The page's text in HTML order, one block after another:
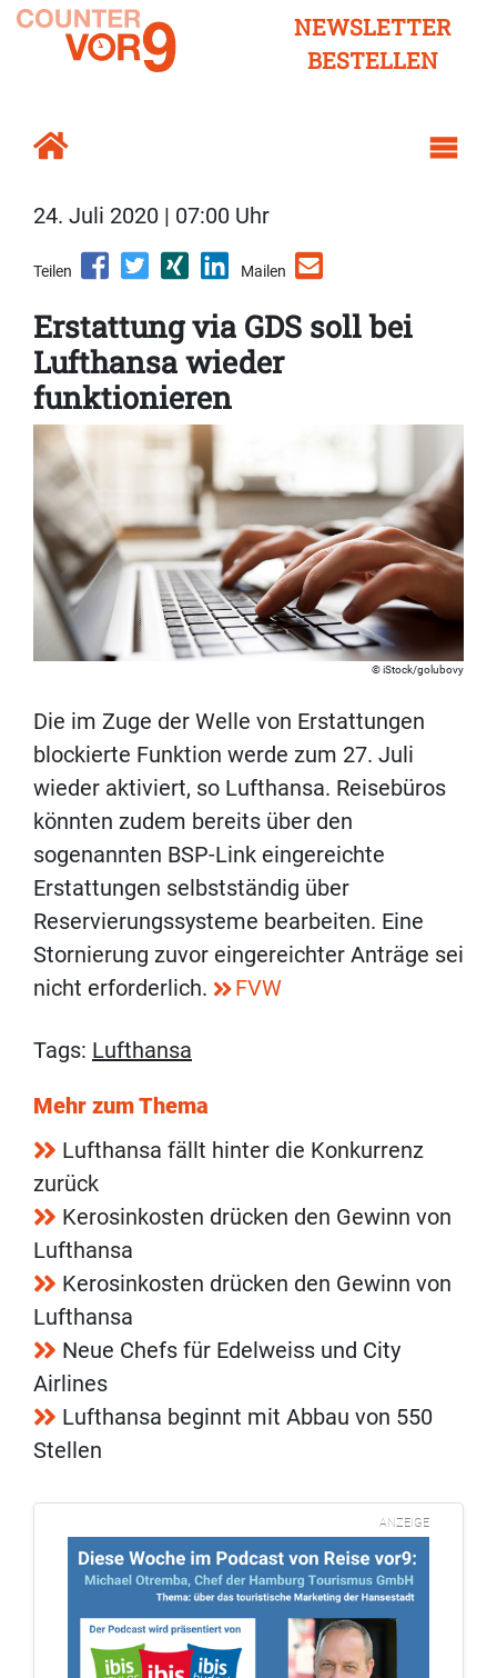
NEWSLETTER
BESTELLEN
24. Juli 2020 | 07:00 Uhr
Teilen Mailen
Erstattung via GDS soll bei
Lufthansa wieder
funktionieren
iStock/golubovy
Die im Zuge der Welle von Erstattungen
blockierte Funktion werde zum 27. Juli
wieder aktiviert, so Lufthansa. Reisebüros
könnten zudem bereits über den
sogenannten BSP-Link eingereichte
Erstattungen selbstständig über
Reservierungssysteme bearbeiten. Eine
Stornierung zuvor eingereichter Anträge sei
nicht erforderlich.
FVW
Tags: Lufthansa
Mehr zum Thema
Lufthansa fällt hinter die Konkurrenz
zurück
Kerosinkosten drücken den Gewinn von
Lufthansa
Kerosinkosten drücken den Gewinn von
Lufthansa
Neue Chefs für Edelweiss und City
Airlines
Lufthansa beginnt mit Abbau von 550
Stellen
ANZEIGE